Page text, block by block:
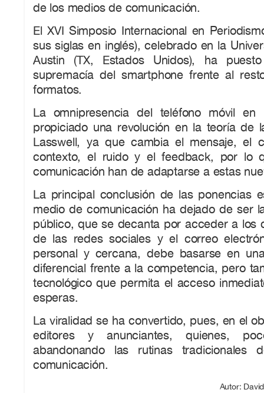
de los medios de comunicación.
El XVI Simposio Internacional en
sus siglas en inglés), celebrado en la
Austin (TX, Estados Unidos), ha
supremacía del smartphone frente al
formatos.
La omnipresencia del teléfono móvil en
propiciado una revolución en la teoría de
Lasswell, ya que cambia el mensaje, el
contexto, el ruido y el feedback, por lo
comunicación han de adaptarse a estas
La principal conclusión de las ponencias
medio de comunicación ha dejado de ser
público, que se decanta por acceder a los
de las redes sociales y el correo
personal y cercana, debe basarse en
diferencial frente a la competencia, pero
tecnológico que permita el acceso
esperas.
La viralidad se ha convertido, pues, en el
editores y anunciantes, quienes,
abandonando las rutinas tradicionales
comunicación.
Autor: